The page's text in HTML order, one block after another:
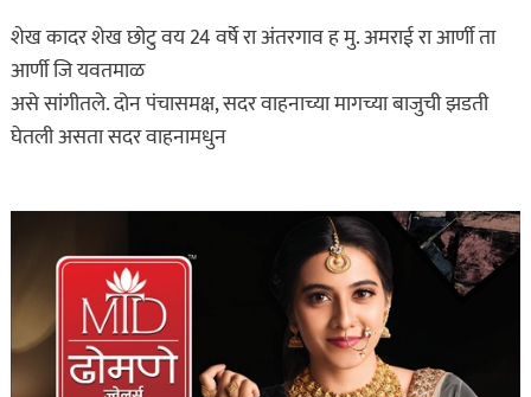
शेख कादर शेख छोटु वय 24 वर्षे रा अंतरगाव ह मु. अमराई रा आर्णी ता
आर्णी जि यवतमाळ
असे सांगीतले. दोन पंचासमक्ष, सदर वाहनाच्या मागच्या बाजुची झडती
घेतली असता सदर वाहनामधुन